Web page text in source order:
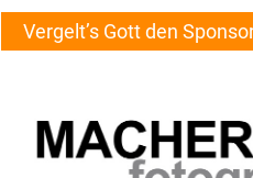
Vergelt’s Gott den